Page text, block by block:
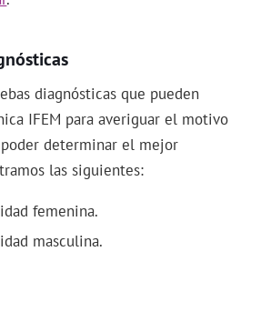
diagnósticas que pueden
IFEM para averiguar el motivo
determinar el mejor
las siguientes:
femenina.
masculina.